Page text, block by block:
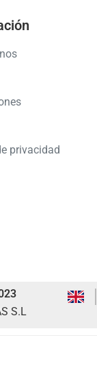
privacidad
S.L